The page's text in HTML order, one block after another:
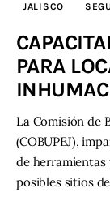
JALISCO
PARA
La Comisión de
(COBUPEJ),
de
posibles sitios